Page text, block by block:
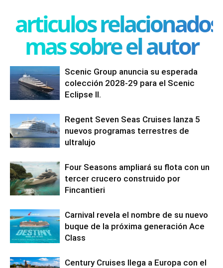
articulos relacionados
mas sobre el autor
Scenic Group anuncia su esperada
colección 2028-29 para el Scenic
Eclipse II.
Regent Seven Seas Cruises lanza 5
nuevos programas terrestres de
ultralujo
Four Seasons ampliará su flota con un
tercer crucero construido por
Fincantieri
Carnival revela el nombre de su nuevo
buque de la próxima generación Ace
Class
Century Cruises llega a Europa con el